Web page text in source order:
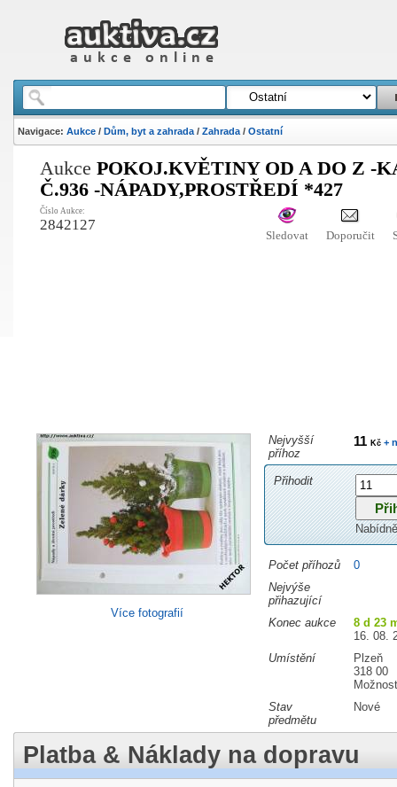
Navigace: Aukce/ Dům, byt a zahrada/ Zahrada/ Ostatní
Aukce POKOJ.KVĚTINY OD A DO Z -
Č.936 -NÁPADY,PROSTŘEDÍ *427
Číslo Aukce:
2842127
Sledovat Doporučit
Více fotografií
Nejvyšší
příhoz
11 Kč+
Přihodit
Počet příhozů
0
Nejvýše
přihazující
Konec aukce
8 d 23
16. 08.
Umístění
Plzeň
318 00
Stav
předmětu
Nové
Platba & Náklady na dopravu